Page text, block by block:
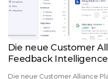
Die neue Customer
Feedback
Die neue Customer Alliance